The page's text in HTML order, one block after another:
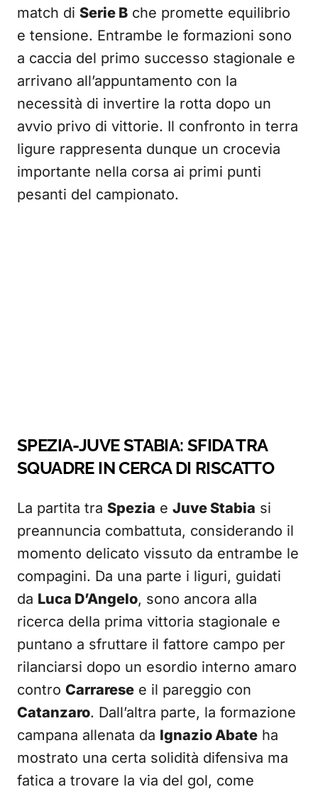
match di Serie B che promette equilibrio
e tensione. Entrambe le formazioni sono
a caccia del primo successo stagionale e
arrivano all’appuntamento con la
necessità di invertire la rotta dopo un
avvio privo di vittorie. Il confronto in terra
ligure rappresenta dunque un crocevia
importante nella corsa ai primi punti
pesanti del campionato.
SPEZIA-JUVE STABIA: SFIDA TRA
SQUADRE IN CERCA DI RISCATTO
La partita tra Spezia e Juve Stabia si
preannuncia combattuta, considerando il
momento delicato vissuto da entrambe le
compagini. Da una parte i liguri, guidati
da Luca D’Angelo, sono ancora alla
ricerca della prima vittoria stagionale e
puntano a sfruttare il fattore campo per
rilanciarsi dopo un esordio interno amaro
contro Carrarese e il pareggio con
Catanzaro. Dall’altra parte, la formazione
campana allenata da Ignazio Abate ha
mostrato una certa solidità difensiva ma
fatica a trovare la via del gol, come